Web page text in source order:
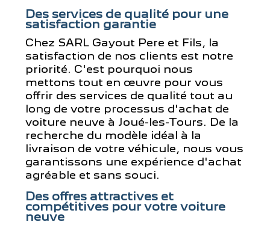
Des services de qualité pour une
satisfaction garantie
Chez SARL Gayout Pere et Fils, la
satisfaction de nos clients est notre
priorité. C'est pourquoi nous
mettons tout en œuvre pour vous
offrir des services de qualité tout au
long de votre processus d'achat de
voiture neuve à Joué-les-Tours. De la
recherche du modèle idéal à la
livraison de votre véhicule, nous vous
garantissons une expérience d'achat
agréable et sans souci.
Des offres attractives et
compétitives pour votre voiture
neuve